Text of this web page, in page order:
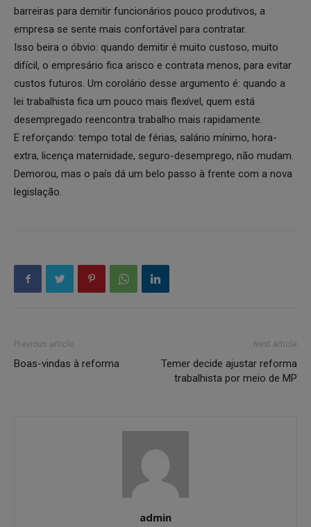
barreiras para demitir funcionários pouco produtivos, a
empresa se sente mais confortável para contratar.
Isso beira o óbvio: quando demitir é muito custoso, muito
difícil, o empresário fica arisco e contrata menos, para evitar
custos futuros. Um corolário desse argumento é: quando a
lei trabalhista fica um pouco mais flexível, quem está
desempregado reencontra trabalho mais rapidamente.
E reforçando: tempo total de férias, salário mínimo, hora-
extra, licença maternidade, seguro-desemprego, não mudam.
Demorou, mas o país dá um belo passo à frente com a nova
legislação.
Previous article
Boas-vindas à reforma
Next article
Temer decide ajustar reforma
trabalhista por meio de MP
admin